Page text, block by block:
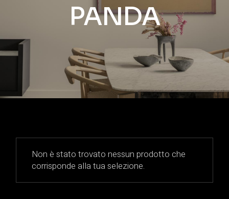
PANDA
Non è stato trovato nessun prodotto che
corrisponde alla tua selezione.